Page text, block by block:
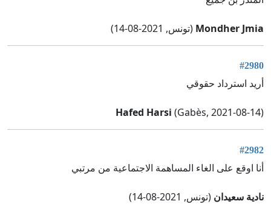
Mondher Jmia (تونس, 2021-08-14)
#2980
أريد استرداد حقوقي
Hafed Harsi (Gabès, 2021-08-14)
#2982
أنا اوقع على الغاء المساهمة الاجتماعية من مرتبي
نادية سعيدان (تونس, 2021-08-14)